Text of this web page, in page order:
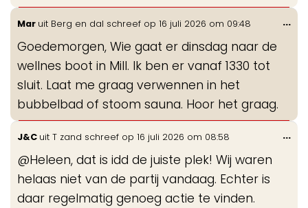
Mar uit Berg en dal schreef op 16 juli 2026 om 09:48
Goedemorgen, Wie gaat er dinsdag naar de
wellnes boot in Mill. Ik ben er vanaf 1330 tot
sluit. Laat me graag verwennen in het
bubbelbad of stoom sauna. Hoor het graag.
...
J&C uit T zand schreef op 16 juli 2026 om 08:58
@Heleen, dat is idd de juiste plek! Wij waren
helaas niet van de partij vandaag. Echter is
daar regelmatig genoeg actie te vinden.
...